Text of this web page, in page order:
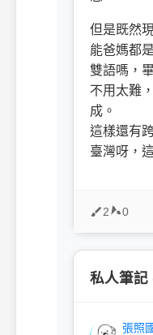
但是既然
能爸媽都
雙語嗎，
不用太難
成。
這樣還有
臺灣呀，
2 0
私人筆記
張照